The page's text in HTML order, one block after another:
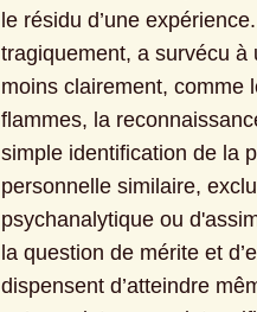
le résidu d’une
tragiquement, a survécu à
moins clairement, comme
flammes, la
simple identification de la
personnelle similaire,
psychanalytique ou
la question de mérite et
dispensent d’atteindre